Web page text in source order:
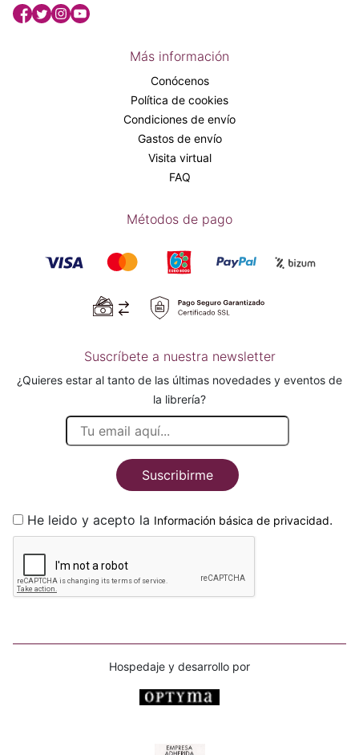
Más información
Conócenos
Política de cookies
Condiciones de envío
Gastos de envío
Visita virtual
FAQ
Métodos de pago
Suscríbete a nuestra newsletter
¿Quieres estar al tanto de las últimas novedades y eventos de
la librería?
Suscribirme
He leido y acepto la Información básica de privacidad.
Hospedaje y desarrollo por